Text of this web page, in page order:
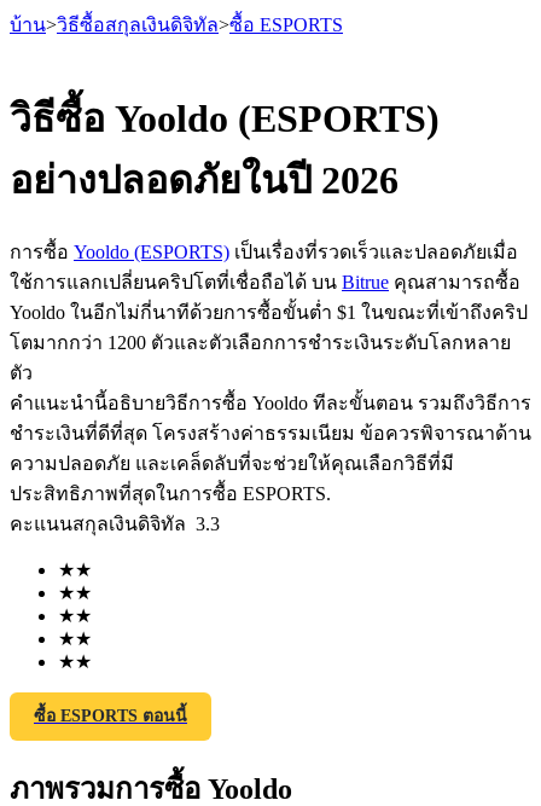
ฟิวเจอร์ส
ฟิวเจอร์ส USDT
ฟิวเจอร์สที่ใช้ USDT เป็นหลักประกัน
ฟิวเจอร์ส COIN-M
ฟิวเจอร์สสกุลเงินดิจิทัล
บ้าน>วิธีซื้อสกุลเงินดิจิทัล>ซื้อ ESPORTS
วิธีซื้อ Yooldo (ESPORTS)
อย่างปลอดภัยในปี 2026
การซื้อ Yooldo (ESPORTS) เป็นเรื่องที่รวดเร็วและปลอดภัยเมื่อ
ใช้การแลกเปลี่ยนคริปโตที่เชื่อถือได้ บน Bitrue คุณสามารถซื้อ
Yooldo ในอีกไม่กี่นาทีด้วยการซื้อขั้นต่ำ $1 ในขณะที่เข้าถึงคริป
โตมากกว่า 1200 ตัวและตัวเลือกการชำระเงินระดับโลกหลาย
ตัว
คำแนะนำนี้อธิบายวิธีการซื้อ Yooldo ทีละขั้นตอน รวมถึงวิธีการ
ชำระเงินที่ดีที่สุด โครงสร้างค่าธรรมเนียม ข้อควรพิจารณาด้าน
ความปลอดภัย และเคล็ดลับที่จะช่วยให้คุณเลือกวิธีที่มี
ประสิทธิภาพที่สุดในการซื้อ ESPORTS.
คะแนนสกุลเงินดิจิทัล 3.3
★★
★★
★★
★★
★★
ซื้อ ESPORTS ตอนนี้
ภาพรวมการซื้อ Yooldo